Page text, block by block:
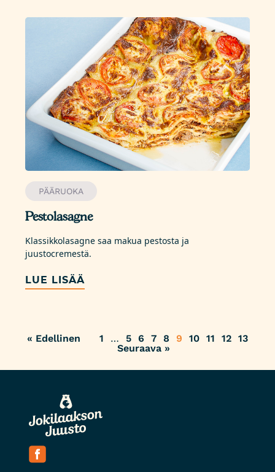
PÄÄRUOKA
Pestolasagne
Klassikkolasagne saa makua pestosta ja
juustocremestä.
LUE LISÄÄ
« Edellinen 1 … 5 6 7 8 9 10 11 12 13
Seuraava »